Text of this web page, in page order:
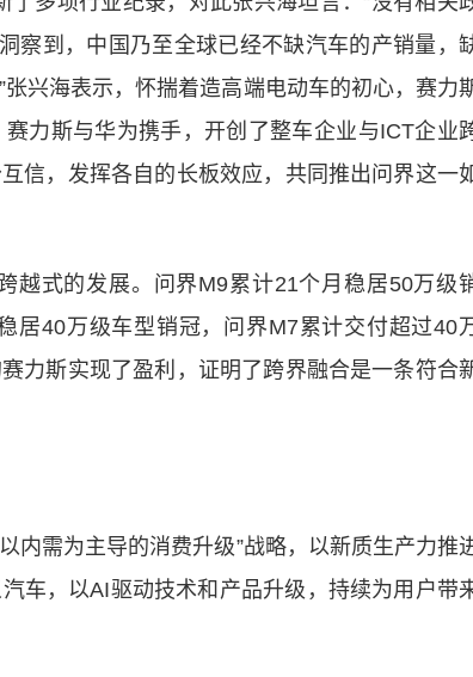
察到，中国乃至全球已经不缺汽车的产销量，
兴海表示，怀揣着造高端电动车的初心，赛力
力斯与华为携手，开创了整车企业与ICT企业
信，发挥各自的长板效应，共同推出问界这一
式的发展。问界M9累计21个月稳居50万级
居40万级车型销冠，问界M7累计交付超过40
力斯实现了盈利，证明了跨界融合是一条符合
需为主导的消费升级”战略，以新质生产力推
车，以AI驱动技术和产品升级，持续为用户带